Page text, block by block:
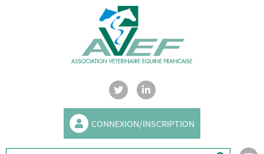
CONNEXION/INSCRIPTION